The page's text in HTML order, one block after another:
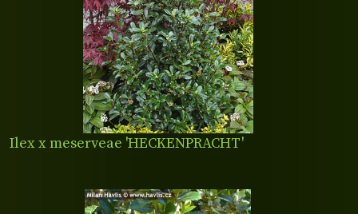
Ilex x meserveae 'HECKENPRACHT'